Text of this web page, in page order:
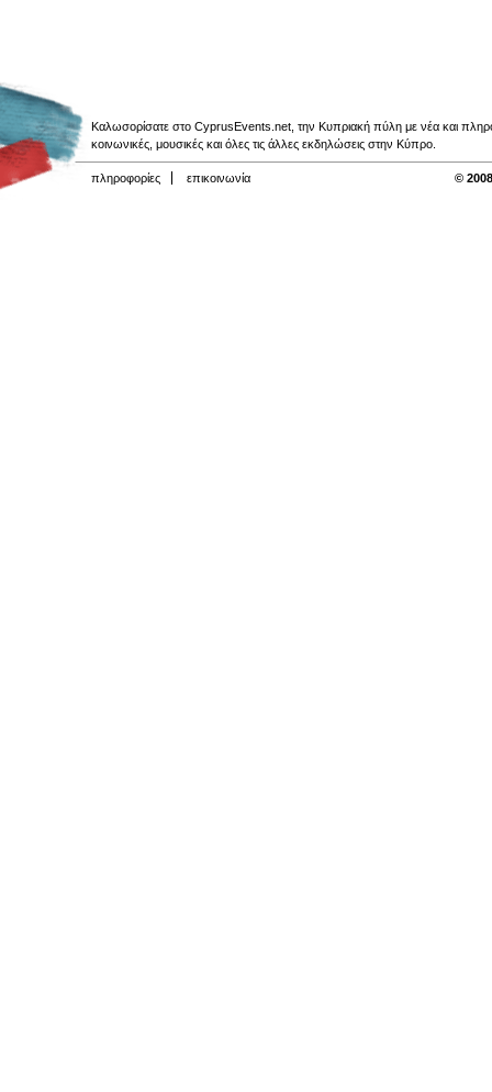
Καλωσορίσατε στο CyprusEvents.net, την Κυπριακή πύλη με νέα και
κοινωνικές, μουσικές και όλες τις άλλες εκδηλώσεις στην Κύπρο.
πληροφορίες επικοινωνία ©